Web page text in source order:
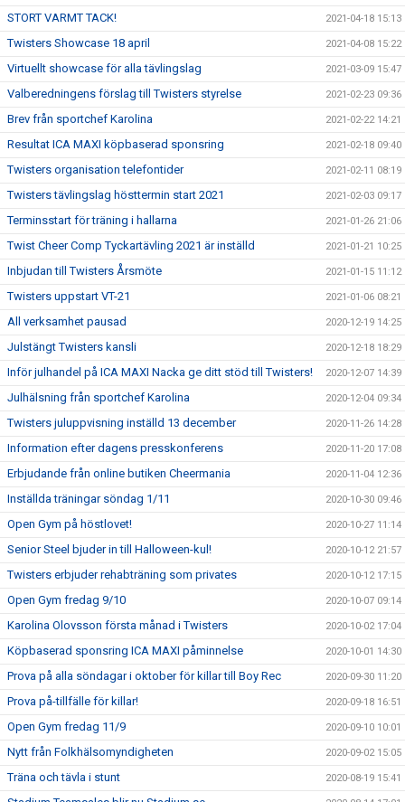
STORT VARMT TACK! 2021-04-18 15:13
Twisters Showcase 18 april 2021-04-08 15:22
Virtuellt showcase för alla tävlingslag 2021-03-09 15:47
Valberedningens förslag till Twisters styrelse 2021-02-23 09:36
Brev från sportchef Karolina 2021-02-22 14:21
Resultat ICA MAXI köpbaserad sponsring 2021-02-18 09:40
Twisters organisation telefontider 2021-02-11 08:19
Twisters tävlingslag hösttermin start 2021 2021-02-03 09:17
Terminsstart för träning i hallarna 2021-01-26 21:06
Twist Cheer Comp Tyckartävling 2021 är inställd 2021-01-21 10:25
Inbjudan till Twisters Årsmöte 2021-01-15 11:12
Twisters uppstart VT-21 2021-01-06 08:21
All verksamhet pausad 2020-12-19 14:25
Julstängt Twisters kansli 2020-12-18 18:29
Inför julhandel på ICA MAXI Nacka ge ditt stöd till Twisters! 2020-12-07 14:39
Julhälsning från sportchef Karolina 2020-12-04 09:34
Twisters juluppvisning inställd 13 december 2020-11-26 14:28
Information efter dagens presskonferens 2020-11-20 17:08
Erbjudande från online butiken Cheermania 2020-11-04 12:36
Inställda träningar söndag 1/11 2020-10-30 09:46
Open Gym på höstlovet! 2020-10-27 11:14
Senior Steel bjuder in till Halloween-kul! 2020-10-12 21:57
Twisters erbjuder rehabträning som privates 2020-10-12 17:15
Open Gym fredag 9/10 2020-10-07 09:14
Karolina Olovsson första månad i Twisters 2020-10-02 17:04
Köpbaserad sponsring ICA MAXI påminnelse 2020-10-01 14:30
Prova på alla söndagar i oktober för killar till Boy Rec 2020-09-30 11:20
Prova på-tillfälle för killar! 2020-09-18 16:51
Open Gym fredag 11/9 2020-09-10 10:01
Nytt från Folkhälsomyndigheten 2020-09-02 15:05
Träna och tävla i stunt 2020-08-19 15:41